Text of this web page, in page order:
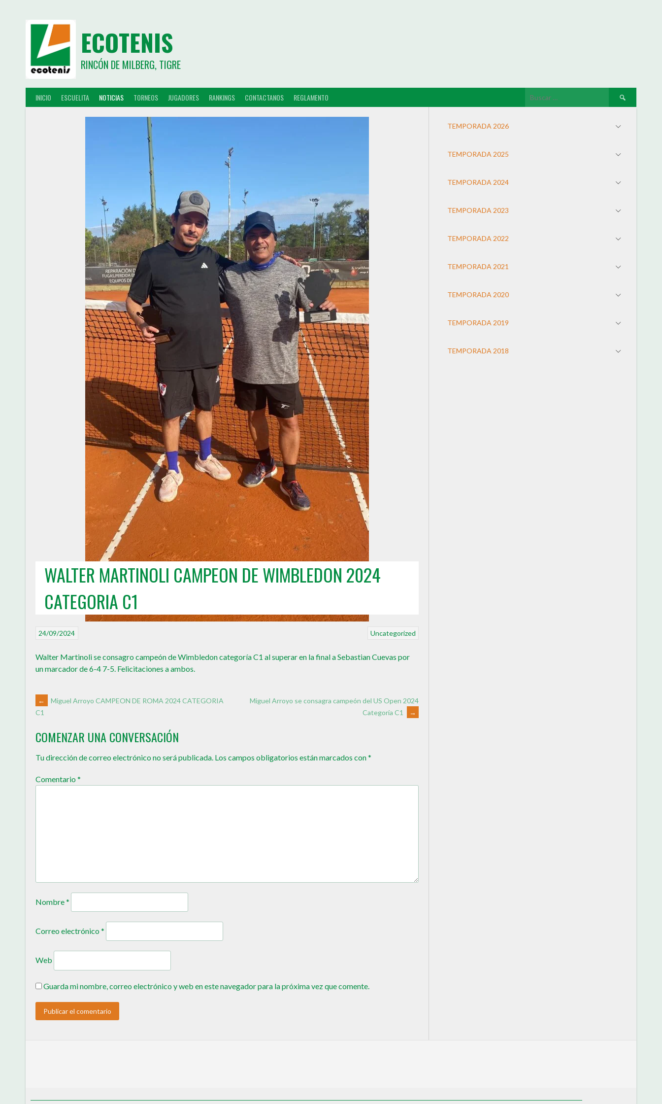
ECOTENIS
RINCÓN DE MILBERG, TIGRE
INICIO ESCUELITA NOTICIAS TORNEOS JUGADORES RANKINGS CONTACTANOS REGLAMENTO
WALTER MARTINOLI CAMPEON DE WIMBLEDON 2024
CATEGORIA C1
Uncategorized
24/09/2024
Walter Martinoli se consagro campeón de Wimbledon categoría C1 al superar en la final a Sebastian Cuevas por
un marcador de 6-4 7-5. Felicitaciones a ambos.
←
Miguel Arroyo CAMPEON DE ROMA 2024 CATEGORIA
C1
Miguel Arroyo se consagra campeón del US Open 2024
Categoría C1
→
COMENZAR UNA CONVERSACIÓN
Tu dirección de correo electrónico no será publicada. Los campos obligatorios están marcados con*
Comentario*
Nombre*
Correo electrónico*
Web
Guarda mi nombre, correo electrónico y web en este navegador para la próxima vez que comente.
TEMPORADA 2026
TEMPORADA 2025
TEMPORADA 2024
TEMPORADA 2023
TEMPORADA 2022
TEMPORADA 2021
TEMPORADA 2020
TEMPORADA 2019
TEMPORADA 2018